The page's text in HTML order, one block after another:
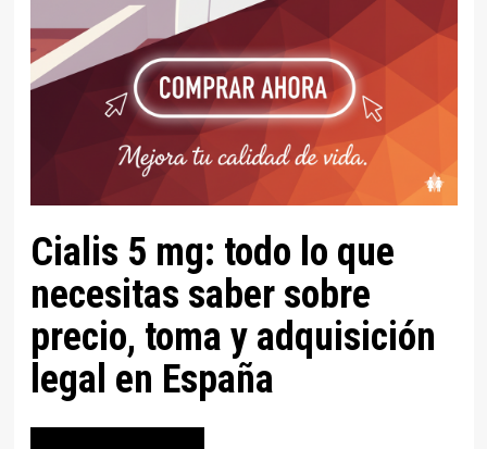
Cialis 5 mg: todo lo que
necesitas saber sobre
precio, toma y adquisición
legal en España